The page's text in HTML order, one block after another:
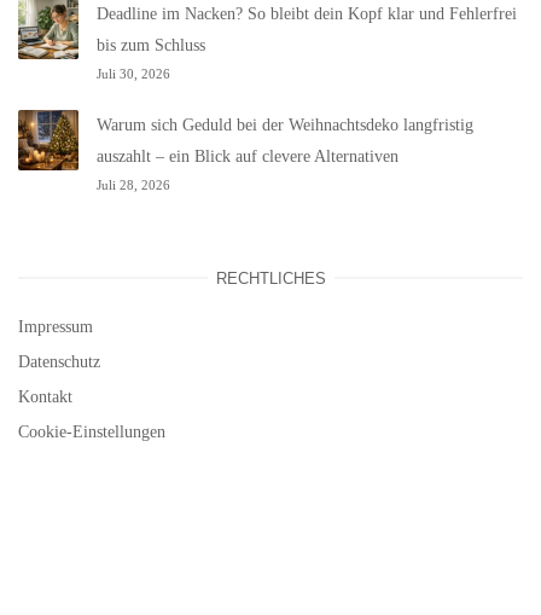
Deadline im Nacken? So bleibt dein Kopf klar und Fehlerfrei
bis zum Schluss
Juli 30, 2026
Warum sich Geduld bei der Weihnachtsdeko langfristig
auszahlt – ein Blick auf clevere Alternativen
Juli 28, 2026
RECHTLICHES
Impressum
Datenschutz
Kontakt
Cookie-Einstellungen